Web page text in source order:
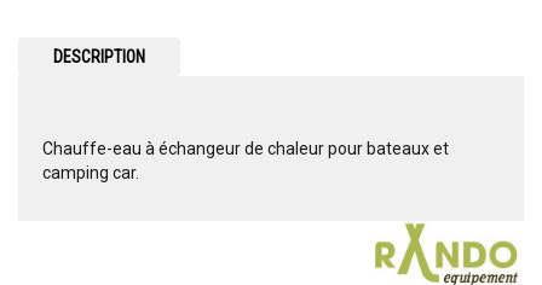
DESCRIPTION
Chauffe-eau à échangeur de chaleur pour bateaux et
camping car.